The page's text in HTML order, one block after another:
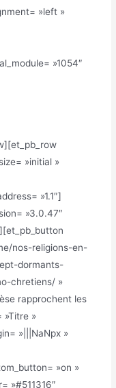
»left »
»1054″
»initial »
»1.1″]
»3.0.47″
nos-religions-en-
dormants-
chretiens/ »
rapprochent les
»Titre »
»|||NaNpx »
»on »
»#511316″